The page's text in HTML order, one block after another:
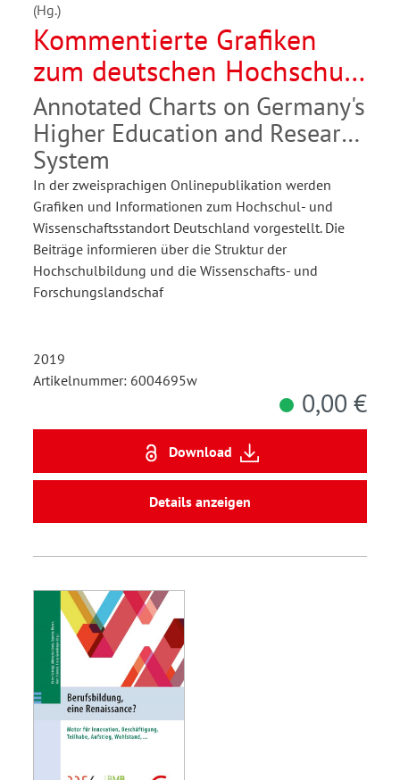
(Hg.)
Kommentierte Grafiken
zum deutschen Hochschul-
und Forschungssystem
Annotated Charts on Germany's
Higher Education and Research
System
In der zweisprachigen Onlinepublikation werden
Grafiken und Informationen zum Hochschul- und
Wissenschaftsstandort Deutschland vorgestellt. Die
Beiträge informieren über die Struktur der
Hochschulbildung und die Wissenschafts- und
Forschungslandschaf
2019
Artikelnummer: 6004695w
0,00 €
Download
Details anzeigen